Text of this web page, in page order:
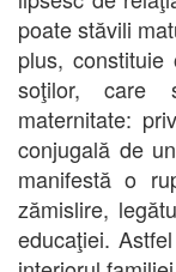
poate stăvili
plus,
soţilor, care
maternitate:
conjugală de
manifestă o
zămislire,
educaţiei.